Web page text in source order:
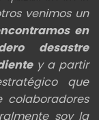
venimos un
en
desastre
y a partir
que
colaboradores
soy la